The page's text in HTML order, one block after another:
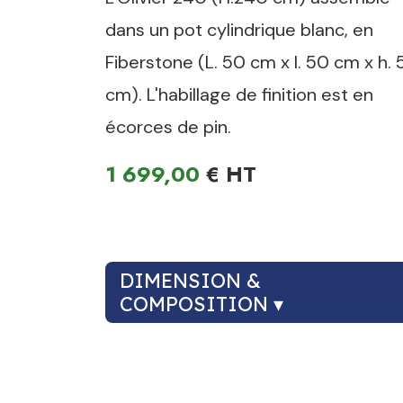
dans un pot cylindrique blanc, en
Fiberstone (L. 50 cm x l. 50 cm x h.
cm). L'habillage de finition est en
écorces de pin.
1 699,00 €
DIMENSION &
COMPOSITION ▾